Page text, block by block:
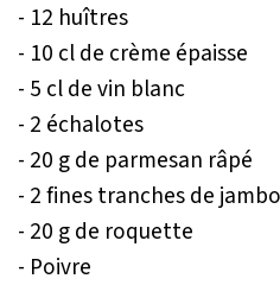
- 12 huîtres
- 10 cl de crème épaisse
- 5 cl de vin blanc
- 2 échalotes
- 20 g de parmesan râpé
- 2 fines tranches de
- 20 g de roquette
- Poivre